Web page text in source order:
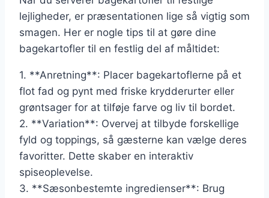
lejligheder, er præsentationen lige så vigtig som
smagen. Her er nogle tips til at gøre dine
bagekartofler til en festlig del af måltidet:
1. **Anretning**: Placer bagekartoflerne på et
flot fad og pynt med friske krydderurter eller
grøntsager for at tilføje farve og liv til bordet.
2. **Variation**: Overvej at tilbyde forskellige
fyld og toppings, så gæsterne kan vælge deres
favoritter. Dette skaber en interaktiv
spiseoplevelse.
3. **Sæsonbestemte ingredienser**: Brug